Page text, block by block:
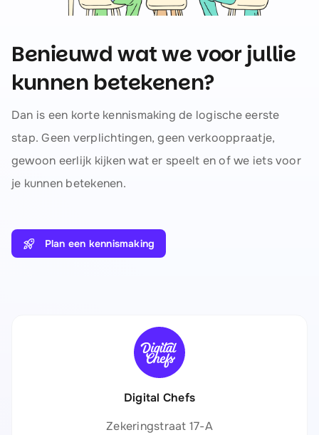
Benieuwd wat we voor jullie
kunnen betekenen?
Dan is een korte kennismaking de logische eerste
stap. Geen verplichtingen, geen verkooppraatje,
gewoon eerlijk kijken wat er speelt en of we iets voor
je kunnen betekenen.
Plan een kennismaking
Digital Chefs
Zekeringstraat 17-A